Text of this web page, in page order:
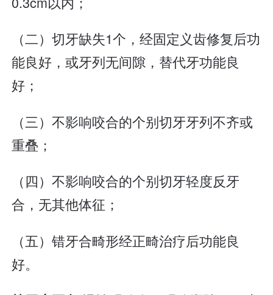
（二）切牙缺失1个，经固定义齿修复后功
能良好，或牙列无间隙，替代牙功能良
好；
（三）不影响咬合的个别切牙牙列不齐或
重叠；
（四）不影响咬合的个别切牙轻度反牙
合，无其他体征；
（五）错牙合畸形经正畸治疗后功能良
好。